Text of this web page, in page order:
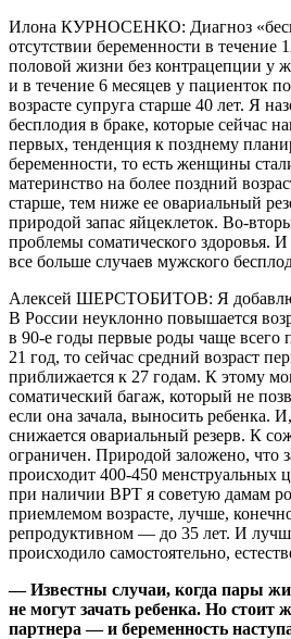
Илона КУРНОСЕНКО: Диагноз
отсутствии беременности в течение
половой жизни без контрацепции у
и в течение 6 месяцев у пациенток
возрасте супруга старше 40 лет. Я
бесплодия в браке, которые сейчас
первых, тенденция к позднему
беременности, то есть женщины
материнство на более поздний
старше, тем ниже ее овариальный
природой запас яйцеклеток. Во-
проблемы соматического здоровья. И
все больше случаев мужского
Алексей ШЕРСТОБИТОВ: Я добавлю
В России неуклонно повышается
в 90-е годы первые роды чаще всего
21 год, то сейчас средний возраст
приближается к 27 годам. К этому
соматический багаж, который не
если она зачала, выносить ребенка.
снижается овариальный резерв. К
ограничен. Природой заложено,
происходит 400-450 менструальных
при наличии ВРТ я советую дамам
приемлемом возрасте, лучше,
репродуктивном — до 35 лет. И
происходило самостоятельно,
— Известны случаи, когда пары
не могут зачать ребенка. Но стоит
партнера — и беременность